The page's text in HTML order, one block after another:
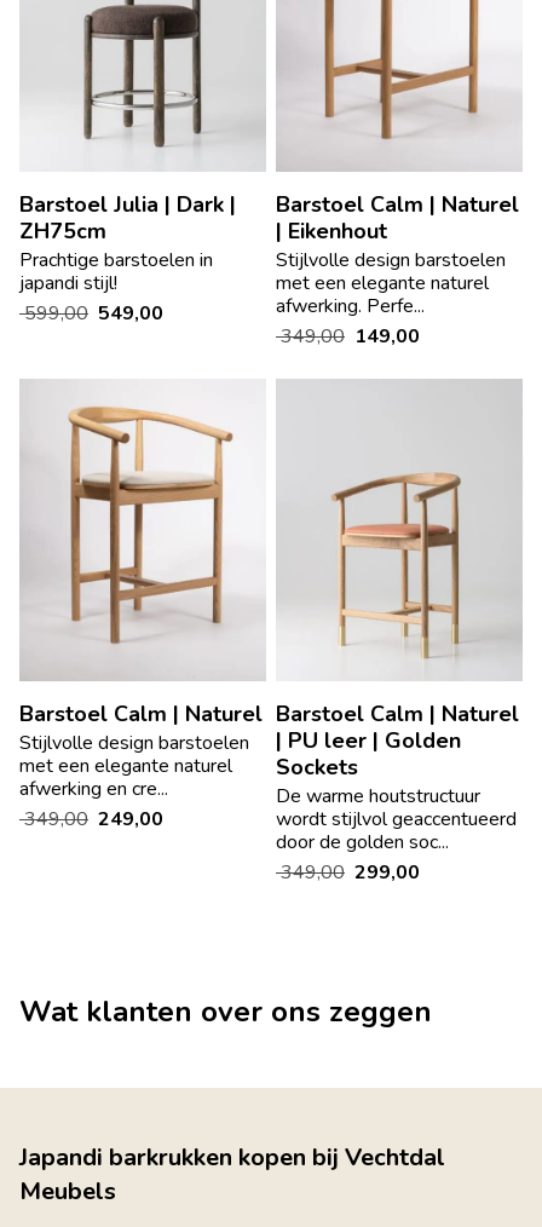
Barstoel Julia | Dark |
ZH75cm
Prachtige barstoelen in
japandi stijl!
599,00 549,00
Barstoel Calm | Naturel
| Eikenhout
Stijlvolle design barstoelen
met een elegante naturel
afwerking. Perfe...
349,00 149,00
Barstoel Calm | Naturel
Stijlvolle design barstoelen
met een elegante naturel
afwerking en cre...
349,00 249,00
Barstoel Calm | Naturel
| PU leer | Golden
Sockets
De warme houtstructuur
wordt stijlvol geaccentueerd
door de golden soc...
349,00 299,00
Wat klanten over ons zeggen
Japandi barkrukken kopen bij Vechtdal
Meubels